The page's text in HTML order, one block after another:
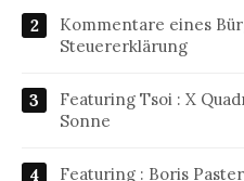
Kommentare eines
Steuererklärung
Featuring Tsoi : X
Sonne
Featuring : Boris